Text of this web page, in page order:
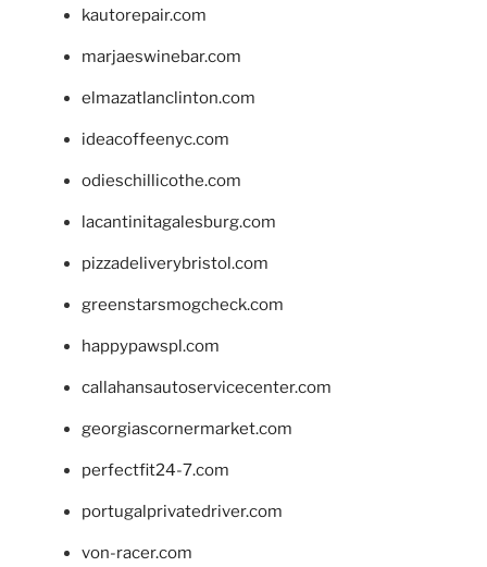
kautorepair.com
marjaeswinebar.com
elmazatlanclinton.com
ideacoffeenyc.com
odieschillicothe.com
lacantinitagalesburg.com
pizzadeliverybristol.com
greenstarsmogcheck.com
happypawspl.com
callahansautoservicecenter.com
georgiascornermarket.com
perfectfit24-7.com
portugalprivatedriver.com
von-racer.com